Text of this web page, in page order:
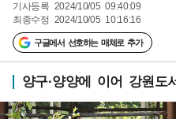
기사등록 2024/10/05 09:40:09
최종수정 2024/10/05 10:16:16
구글에서 선호하는 매체로 추가
양구·양양에 이어 강원도